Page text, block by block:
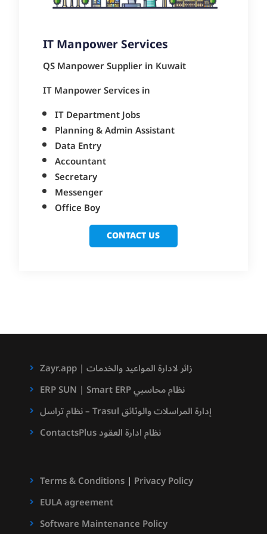
IT Manpower Services
QS Manpower Supplier in Kuwait
IT Manpower Services in
IT Department Jobs
Planning & Admin Assistant
Data Entry
Accountant
Secretary
Messenger
Office Boy
CONTACT US
Zayr.app | زائر لادارة المواعيد والخدمات
ERP SUN | Smart ERP نظام محاسبي
نظام تراسل – Trasul إدارة المراسلات والوثائق
ContactsPlus نظام ادارة العقود
Terms & Conditions| Privacy Policy
EULA agreement
Software Maintenance Policy